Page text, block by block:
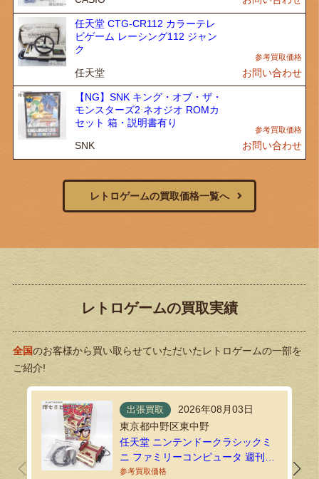
任天堂 CTG-CR112 カラーテレ
ビゲーム レーシング112 ジャン
ク
任天堂 お問い合わせ
【NG】SNK キング・オブ・ザ・
モンスターズ2 ネオジオ ROMカ
セット 箱・説明書有り
SNK お問い合わせ
レトロゲームの買取価格一覧へ
レトロゲームの買取実績
全国のお客様から買い取らせていただいたレトロゲームの一部を
ご紹介!
出張買取
2026年08月03日
東京都中野区東中野
任天堂 ニンテンドークラシックミ
ニ ファミリーコンピュータ 週刊少
年ジャンプ創刊50周年記念バージ